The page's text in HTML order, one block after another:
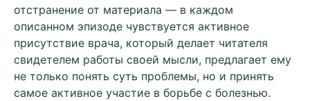
отстранение от материала — в каждом
описанном эпизоде чувствуется активное
присутствие врача, который делает читателя
свидетелем работы своей мысли, предлагает ему
не только понять суть проблемы, но и принять
самое активное участие в борьбе с болезнью.